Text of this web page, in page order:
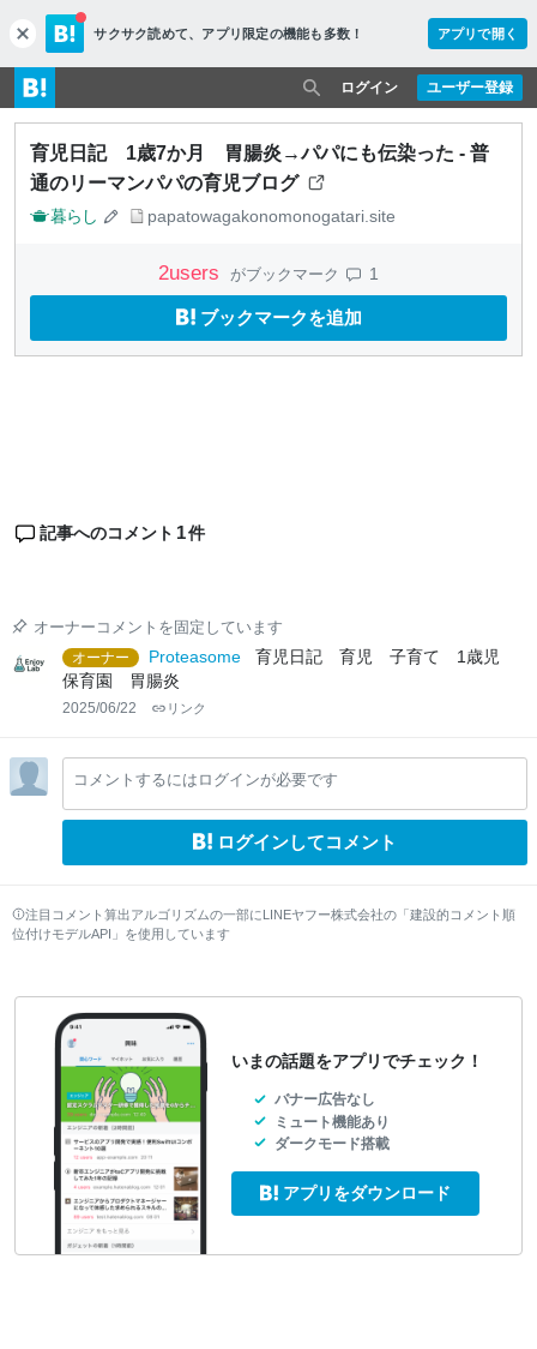
c
l
o
s
e
サクサク読めて、 アプリ限定の機能も多数！ アプリで開く
ユーザー登録
ログイン
育児日記 1歳7か月 胃腸炎→パパにも伝染った - 普
通のリーマンパパの育児ブログ
暮らし papatowagakonomonogatari.site
2users がブックマーク 1
ブックマークを追加
記事へのコメント 1件
オーナーコメントを固定しています
オーナー
Proteasome
育児日記 育児 子育て 1歳児
保育園 胃腸炎
2025/06/22 リンク
コメントするにはログインが必要です
ログインしてコメント
注目コメント算出アルゴリズムの一部にLINEヤフー株式会社の「建設的コメント順
位付けモデルAPI」を使用しています
いまの話題をアプリでチェック！
バナー広告なし
ミュート機能あり
ダークモード搭載
アプリをダウンロード